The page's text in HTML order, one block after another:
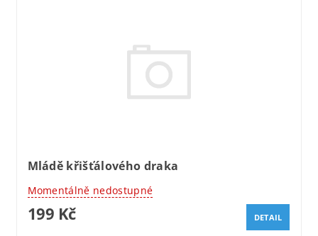
Mládě křišťálového draka
Momentálně nedostupné
199 Kč DETAIL